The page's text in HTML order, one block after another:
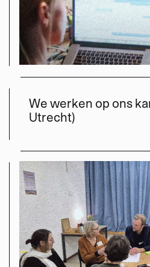
We werken op ons
Utrecht)